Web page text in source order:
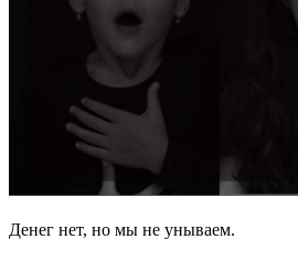
Денег нет, но мы не унываем.